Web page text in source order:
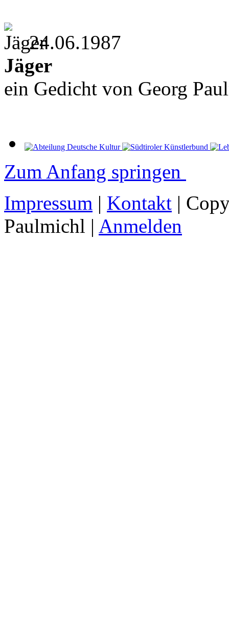
24.06.1987
Jäger
ein Gedicht von Georg
Zum Anfang springen
Impressum | Kontakt |
Paulmichl | Anmelden